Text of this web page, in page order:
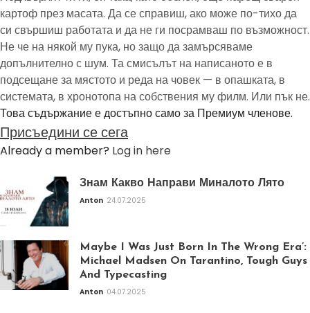
картоф през масата. Да се справиш, ако може по-тихо да
си свършиш работата и да не ги посрамваш по възможност.
Не че на някой му пука, но защо да замърсяваме
допълнително с шум. Та смисълът на написаното е в
подсещане за мястото и реда на човек — в опашката, в
системата, в хронотопа на собствения му филм. Или пък не.
Това съдържание е достъпно само за Премиум членове.
Присъедини се сега
Already a member? Log in here
Знам Какво Направи Миналото Лято
Anton 24.07.2025
Maybe I Was Just Born In The Wrong Era’:
Michael Madsen On Tarantino, Tough Guys
And Typecasting
Anton 04.07.2025